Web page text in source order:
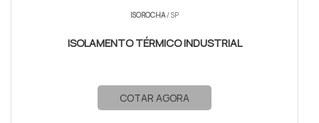
ISOROCHA/ SP
ISOLAMENTO TÉRMICO INDUSTRIAL
COTAR AGORA